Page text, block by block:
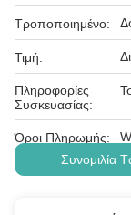
Τροποποιημένο:
Τιμή:
Πληροφορίες
Συσκευασίας:
Όροι Πληρωμής:
Συνομιλία